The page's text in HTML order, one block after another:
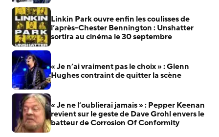
Linkin Park ouvre enfin les coulisses de
l’après-Chester Bennington : Unshatter
sortira au cinéma le 30 septembre
« Je n’ai vraiment pas le choix » : Glenn
Hughes contraint de quitter la scène
« Je ne l’oublierai jamais » : Pepper Keenan
revient sur le geste de Dave Grohl envers le
batteur de Corrosion Of Conformity